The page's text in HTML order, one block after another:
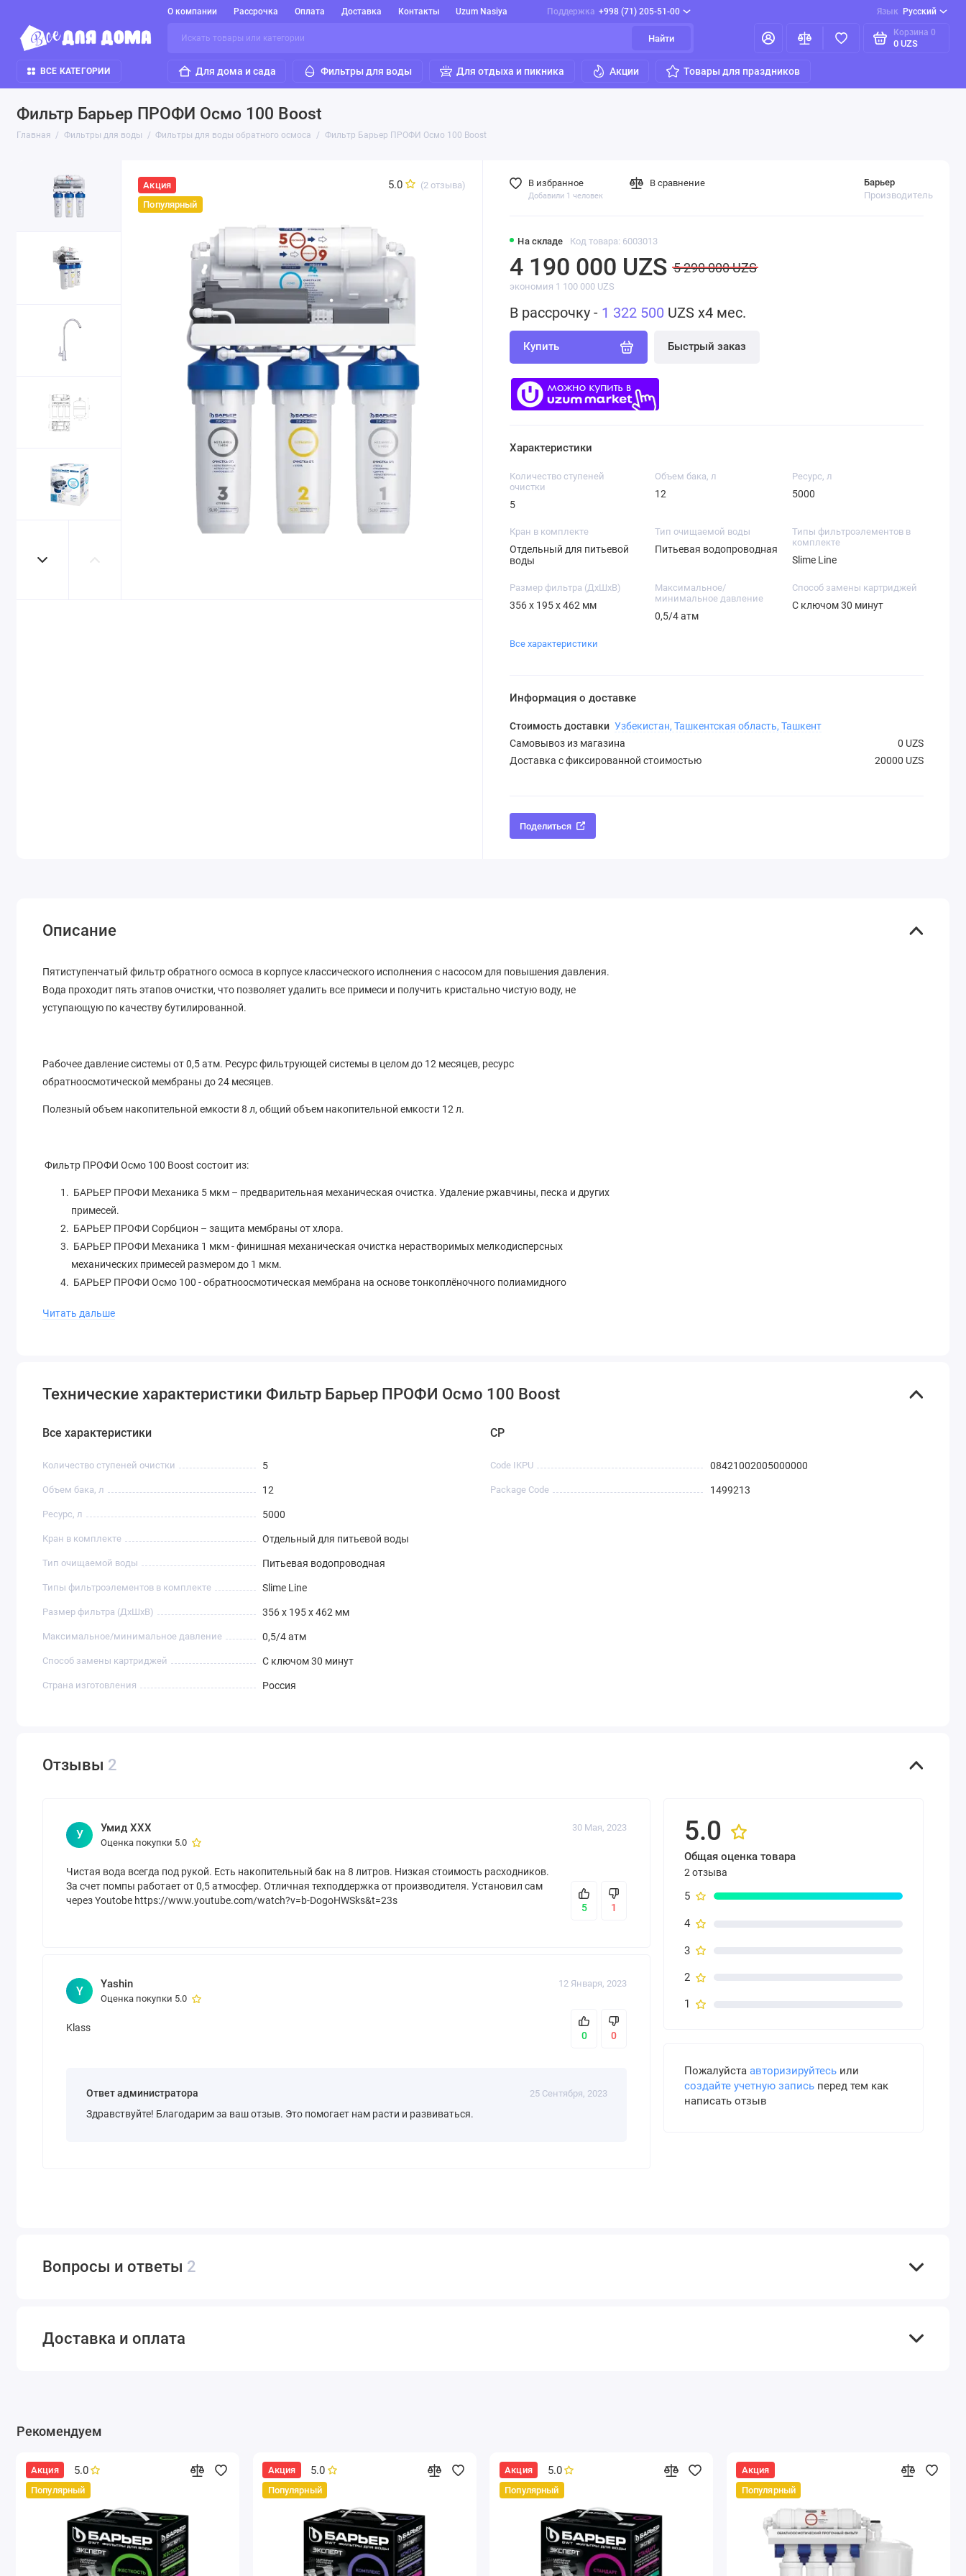
О компании Рассрочка Оплата Доставка Контакты Uzum Nasiya Поддержка +998 (71) 205-51-00 Язык Русский
Найти
Корзина 0
0 UZS
ВСЕ КАТЕГОРИИ Для дома и сада Фильтры для воды Для отдыха и пикника Акции Товары для праздников
Фильтр Барьер ПРОФИ Осмо 100 Boost
Главная Фильтры для воды Фильтры для воды обратного осмоса Фильтр Барьер ПРОФИ Осмо 100 Boost
Акция
Популярный
5.0 (2 отзыва)
На складе Код товара: 6003013
Барьер
Производитель
4 190 000 UZS 5 290 000 UZS
экономия 1 100 000 UZS
В рассрочку - 1 322 500 UZS x4 мес.
Купить Быстрый заказ
В избранное
Добавили 1 человек
В сравнение
Характеристики
Количество ступеней
очистки
5
Объем бака, л
12
Ресурс, л
5000
Кран в комплекте
Отдельный для питьевой
воды
Тип очищаемой воды
Питьевая водопроводная
Типы фильтроэлементов в
комплекте
Slime Line
Размер фильтра (ДхШхВ)
356 х 195 х 462 мм
Максимальное/
минимальное давление
0,5/4 атм
Способ замены картриджей
С ключом 30 минут
Все характеристики
Информация о доставке
Стоимость доставки Узбекистан, Ташкентская область, Ташкент
Самовывоз из магазина
0 UZS
Доставка с фиксированной стоимостью
20000 UZS
Поделиться
Описание
Пятиступенчатый фильтр обратного осмоса в корпусе классического исполнения с насосом для повышения давления.
Вода проходит пять этапов очистки, что позволяет удалить все примеси и получить кристально чистую воду, не
уступающую по качеству бутилированной.
Рабочее давление системы от 0,5 атм. Ресурс фильтрующей системы в целом до 12 месяцев, ресурс
обратноосмотической мембраны до 24 месяцев.
Полезный объем накопительной емкости 8 л, общий объем накопительной емкости 12 л.
Фильтр ПРОФИ Осмо 100 Boost состоит из:
БАРЬЕР ПРОФИ Механика 5 мкм – предварительная механическая очистка. Удаление ржавчины, песка и других
примесей.
БАРЬЕР ПРОФИ Сорбцион – защита мембраны от хлора.
БАРЬЕР ПРОФИ Механика 1 мкм - финишная механическая очистка нерастворимых мелкодисперсных
механических примесей размером до 1 мкм.
БАРЬЕР ПРОФИ Осмо 100 - обратноосмотическая мембрана на основе тонкоплёночного полиамидного
примеси. Производительность мембраны 100 галлон.
Читать дальше
Технические характеристики Фильтр Барьер ПРОФИ Осмо 100 Boost
Все характеристики
Количество ступеней очистки 5
Объем бака, л 12
Ресурс, л 5000
Кран в комплекте Отдельный для питьевой воды
Тип очищаемой воды Питьевая водопроводная
Типы фильтроэлементов в комплекте Slime Line
Размер фильтра (ДхШхВ) 356 х 195 х 462 мм
Максимальное/минимальное давление 0,5/4 атм
Способ замены картриджей С ключом 30 минут
Страна изготовления Россия
CP
Code IKPU 08421002005000000
Package Code 1499213
Отзывы 2
У
Умид ХХХ
Оценка покупки 5.0
30 Мая, 2023
Чистая вода всегда под рукой. Есть накопительный бак на 8 литров. Низкая стоимость расходников.
За счет помпы работает от 0,5 атмосфер. Отличная техподдержка от производителя. Установил сам
через Youtobe https://www.youtube.com/watch?v=b-DogoHWSks&t=23s
5 1
Y
Yashin
Оценка покупки 5.0
12 Января, 2023
Klass
0 0
Ответ администратора 25 Сентября, 2023
Здравствуйте! Благодарим за ваш отзыв. Это помогает нам расти и развиваться.
5.0
Общая оценка товара
2 отзыва
5
4
3
2
1
Пожалуйста авторизируйтесьили
создайте учетную записьперед тем как
написать отзыв
Вопросы и ответы 2
Доставка и оплата
Рекомендуем
Акция
Популярный
5.0
Акция
Популярный
5.0
Акция
Популярный
5.0
Акция
Популярный